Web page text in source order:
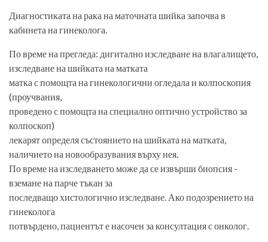
Диагностиката на рака на маточната шийка започва в
кабинета на гинеколога.
По време на прегледа: дигитално изследване на влагалището,
изследване на шийката на матката
матка с помощта на гинекологични огледала и колпоскопия
(проучвания,
проведено с помощта на специално оптично устройство за
колпоскоп)
лекарят определя състоянието на шийката на матката,
наличието на новообразувания върху нея.
По време на изследването може да се извърши биопсия -
вземане на парче тъкан за
последващо хистологично изследване. Ако подозрението на
гинеколога
потвърдено, пациентът е насочен за консултация с онколог.